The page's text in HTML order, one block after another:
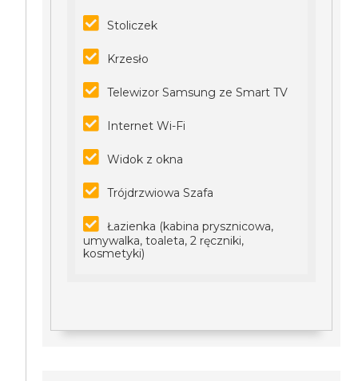
Stoliczek
Krzesło
Telewizor Samsung ze Smart TV
Internet Wi-Fi
Widok z okna
Trójdrzwiowa Szafa
Łazienka (kabina prysznicowa,
umywalka, toaleta, 2 ręczniki,
kosmetyki)